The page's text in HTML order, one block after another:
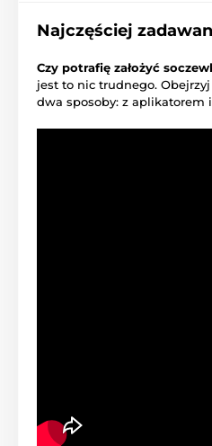
Najczęściej
Czy potrafię założyć
jest to nic trudnego.
dwa sposoby: z aplikatorem